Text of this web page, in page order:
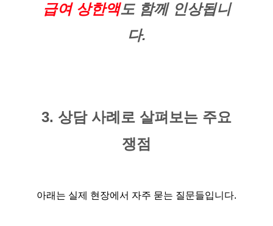
급여 상한액도 함께 인상됩니
다.
3. 상담 사례로 살펴보는 주요
쟁점
아래는 실제 현장에서 자주 묻는 질문들입니다.